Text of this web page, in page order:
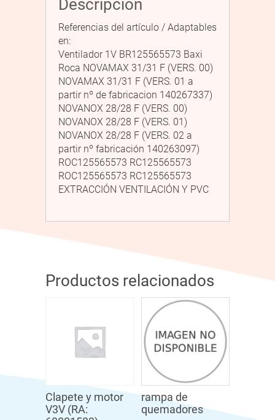
Descripción
Referencias del artículo / Adaptables
en:
Ventilador 1V BR125565573 Baxi
Roca NOVAMAX 31/31 F (VERS. 00)
NOVAMAX 31/31 F (VERS. 01 a
partir nº de fabricacion 140267337)
NOVANOX 28/28 F (VERS. 00)
NOVANOX 28/28 F (VERS. 01)
NOVANOX 28/28 F (VERS. 02 a
partir nº fabricación 140263097)
ROC125565573 RC125565573
ROC125565573 RC125565573
EXTRACCIÓN VENTILACIÓN Y PVC
Productos relacionados
Clapete y motor
V3V (RA:
rampa de
quemadores